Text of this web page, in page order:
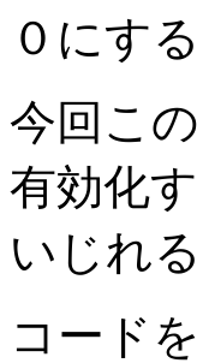
０にす
今回こ
有効化
いじれ
コード